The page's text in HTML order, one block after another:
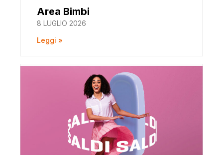
Area Bimbi
8 LUGLIO 2026
Leggi »